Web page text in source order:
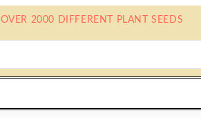
OVER 2000 DIFFERENT PLANT SEEDS